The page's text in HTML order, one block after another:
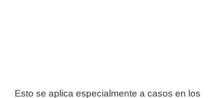
Esto se aplica especialmente a casos en los